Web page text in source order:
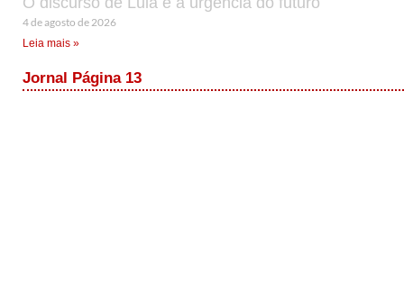
4 de agosto de 2026
Leia mais »
Jornal Página 13